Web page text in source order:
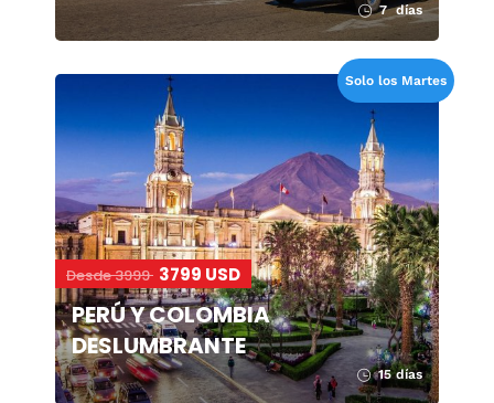
7 días
Solo los Martes
Desde 3999 3799 USD
PERÚ Y COLOMBIA
DESLUMBRANTE
15 días